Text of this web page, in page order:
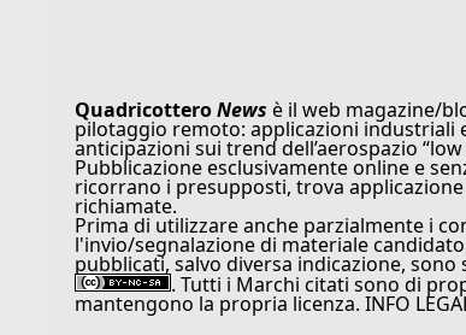
QuadricotteroNews è il web magazine/
pilotaggio remoto: applicazioni industriali
anticipazioni sui trend dell’aerospazio
Pubblicazione esclusivamente online e
ricorrano i presupposti, trova applicazione
richiamate.
Prima di utilizzare anche parzialmente i
l'invio/segnalazione di materiale
pubblicati, salvo diversa indicazione, sono
. Tutti i Marchi citati sono di
mantengono la propria licenza. INFO